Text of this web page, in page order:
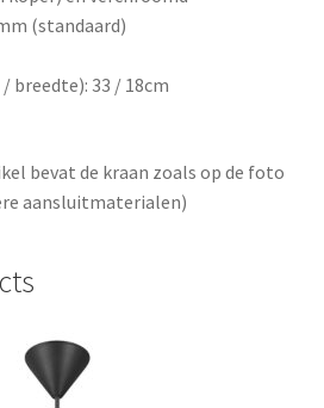
(standaard)
breedte): 33 / 18cm
bevat de kraan zoals op de foto
aansluitmaterialen)